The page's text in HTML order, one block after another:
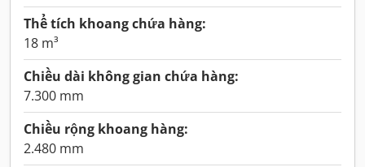
Thể tích khoang chứa hàng:
18 m³
Chiều dài không gian chứa hàng:
7.300 mm
Chiều rộng khoang hàng:
2.480 mm